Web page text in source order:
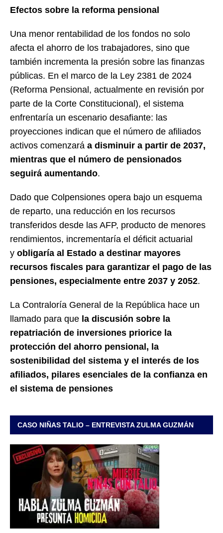
Efectos sobre la reforma pensional
Una menor rentabilidad de los fondos no solo
afecta el ahorro de los trabajadores, sino que
también incrementa la presión sobre las finanzas
públicas. En el marco de la Ley 2381 de 2024
(Reforma Pensional, actualmente en revisión por
parte de la Corte Constitucional), el sistema
enfrentaría un escenario desafiante: las
proyecciones indican que el número de afiliados
activos comenzará a disminuir a partir de 2037,
mientras que el número de pensionados
seguirá aumentando.
Dado que Colpensiones opera bajo un esquema
de reparto, una reducción en los recursos
transferidos desde las AFP, producto de menores
rendimientos, incrementaría el déficit actuarial
y obligaría al Estado a destinar mayores
recursos fiscales para garantizar el pago de las
pensiones, especialmente entre 2037 y 2052.
La Contraloría General de la República hace un
llamado para que la discusión sobre la
repatriación de inversiones priorice la
protección del ahorro pensional, la
sostenibilidad del sistema y el interés de los
afiliados, pilares esenciales de la confianza en
el sistema de pensiones
CASO NIÑAS TALIO – ENTREVISTA ZULMA GUZMÁN